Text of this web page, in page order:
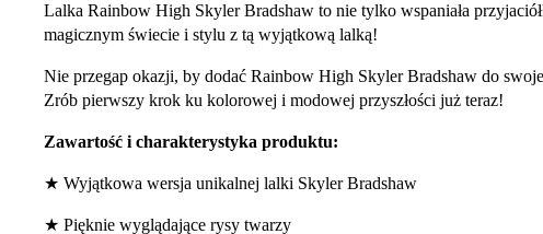
Lalka Rainbow High Skyler Bradshaw to nie tylko wspaniała
magicznym świecie i stylu z tą wyjątkową lalką!
Nie przegap okazji, by dodać Rainbow High Skyler Bradshaw do
Zrób pierwszy krok ku kolorowej i modowej przyszłości już teraz!
Zawartość i charakterystyka produktu:
★ Wyjątkowa wersja unikalnej lalki Skyler Bradshaw
★ Pięknie wyglądające rysy twarzy